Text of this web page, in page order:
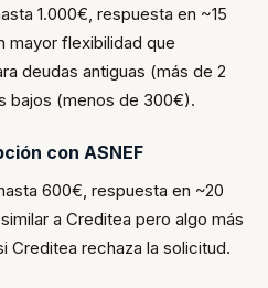
1.000€, respuesta en ~15
mayor flexibilidad que
deudas antiguas (más de 2
bajos (menos de 300€).
con ASNEF
600€, respuesta en ~20
a Creditea pero algo más
Creditea rechaza la solicitud.